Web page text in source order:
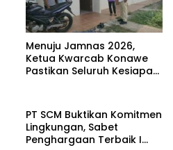
Menuju Jamnas 2026,
Ketua Kwarcab Konawe
Pastikan Seluruh Kesiapan
PT SCM Buktikan Komitmen
Lingkungan, Sabet
Penghargaan Terbaik I